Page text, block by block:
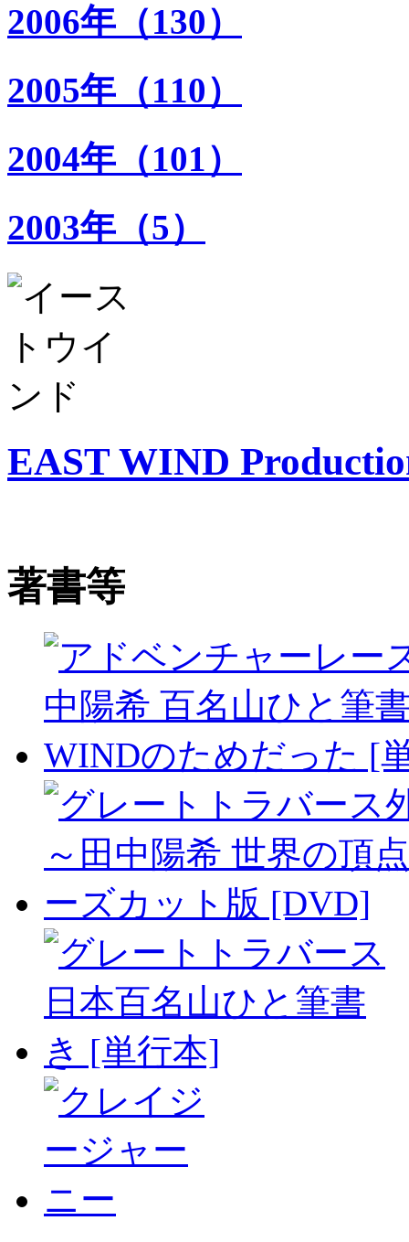
2006年（130）
2005年（110）
2004年（101）
2003年（5）
EAST WIND
著書等